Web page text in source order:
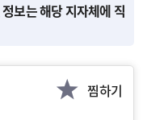
보는 해당 지자체에 직
찜하기